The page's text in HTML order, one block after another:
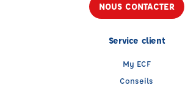
NOUS CONTACTER
Service client
My ECF
Conseils